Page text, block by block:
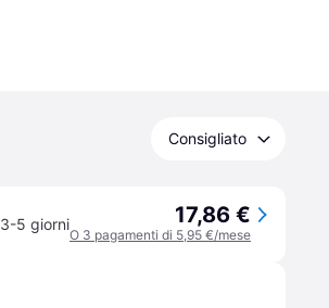
Consigliato
3-5 giorni 17,86 €
O 3 pagamenti di 5,95 €/mese